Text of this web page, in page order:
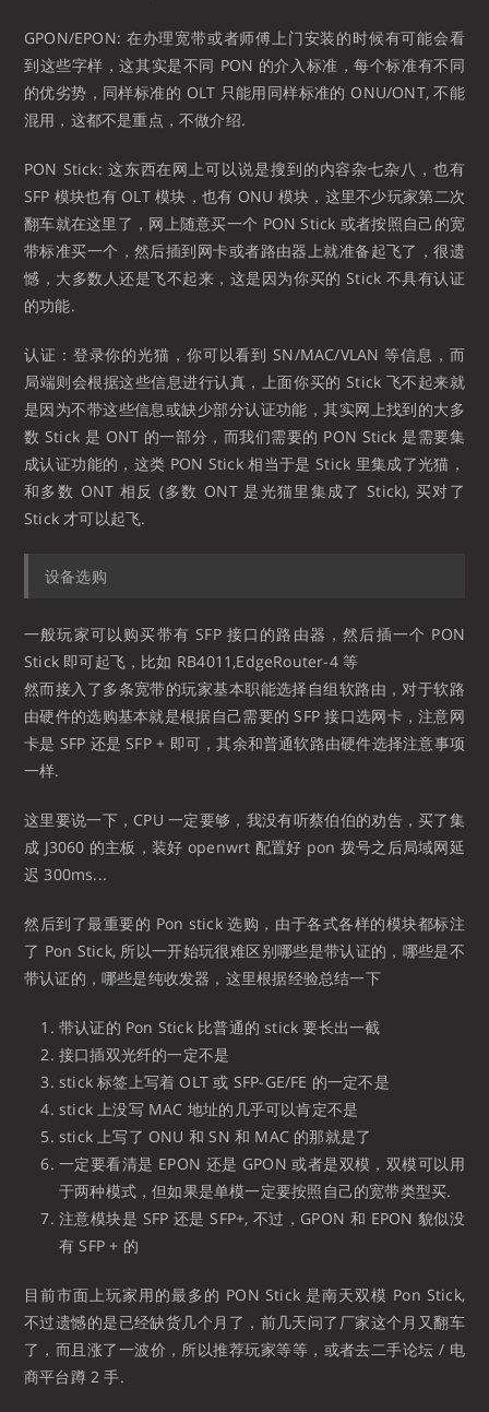
GPON/EPON: 在办理宽带或者师傅上门安装的时候有可能会看
到这些字样，这其实是不同 PON 的介入标准，每个标准有不同
的优劣势，同样标准的 OLT 只能用同样标准的 ONU/ONT, 不能
混用，这都不是重点，不做介绍.
PON Stick: 这东西在网上可以说是搜到的内容杂七杂八，也有
SFP 模块也有 OLT 模块，也有 ONU 模块，这里不少玩家第二次
翻车就在这里了，网上随意买一个 PON Stick 或者按照自己的宽
带标准买一个，然后插到网卡或者路由器上就准备起飞了，很遗
憾，大多数人还是飞不起来，这是因为你买的 Stick 不具有认证
的功能.
认证：登录你的光猫，你可以看到 SN/MAC/VLAN 等信息，而
局端则会根据这些信息进行认真，上面你买的 Stick 飞不起来就
是因为不带这些信息或缺少部分认证功能，其实网上找到的大多
数 Stick 是 ONT 的一部分，而我们需要的 PON Stick 是需要集
成认证功能的，这类 PON Stick 相当于是 Stick 里集成了光猫，
和多数 ONT 相反 (多数 ONT 是光猫里集成了 Stick), 买对了
Stick 才可以起飞.
设备选购
一般玩家可以购买带有 SFP 接口的路由器，然后插一个 PON
Stick 即可起飞，比如 RB4011,EdgeRouter-4 等
然而接入了多条宽带的玩家基本职能选择自组软路由，对于软路
由硬件的选购基本就是根据自己需要的 SFP 接口选网卡，注意网
卡是 SFP 还是 SFP + 即可，其余和普通软路由硬件选择注意事项
一样.
这里要说一下，CPU 一定要够，我没有听蔡伯伯的劝告，买了集
成 J3060 的主板，装好 openwrt 配置好 pon 拨号之后局域网延
迟 300ms...
然后到了最重要的 Pon stick 选购，由于各式各样的模块都标注
了 Pon Stick, 所以一开始玩很难区别哪些是带认证的，哪些是不
带认证的，哪些是纯收发器，这里根据经验总结一下
带认证的 Pon Stick 比普通的 stick 要长出一截
接口插双光纤的一定不是
stick 标签上写着 OLT 或 SFP-GE/FE 的一定不是
stick 上没写 MAC 地址的几乎可以肯定不是
stick 上写了 ONU 和 SN 和 MAC 的那就是了
一定要看清是 EPON 还是 GPON 或者是双模，双模可以用
于两种模式，但如果是单模一定要按照自己的宽带类型买.
注意模块是 SFP 还是 SFP+, 不过，GPON 和 EPON 貌似没
有 SFP + 的
目前市面上玩家用的最多的 PON Stick 是南天双模 Pon Stick,
不过遗憾的是已经缺货几个月了，前几天问了厂家这个月又翻车
了，而且涨了一波价，所以推荐玩家等等，或者去二手论坛 / 电
商平台蹲 2 手.